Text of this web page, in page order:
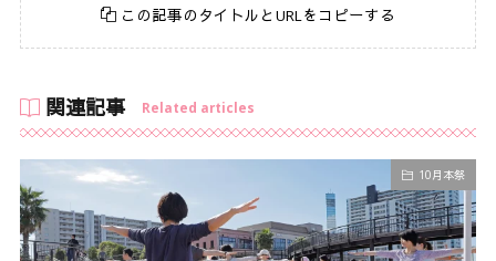
この記事のタイトルとURLをコピーする
関連記事 Related articles
10月本祭